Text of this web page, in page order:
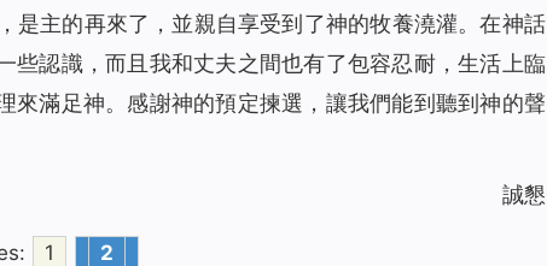
是主的再來了，並親自享受到了神的牧養澆灌。在神話
些認識，而且我和丈夫之間也有了包容忍耐，生活上臨
來滿足神。感謝神的預定揀選，讓我們能到聽到神的聲
誠懇
1 2